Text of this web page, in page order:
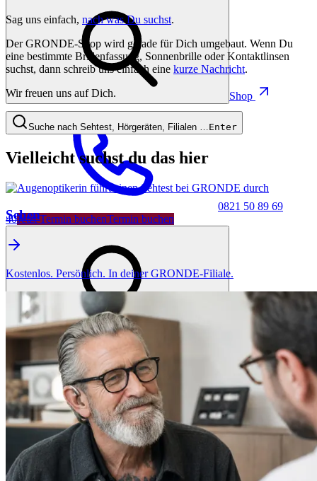
Shop
0821 50 89 69
40Jetzt Termin buchenTermin buchen
Sag uns einfach, nach was Du suchst.
Der GRONDE-Shop wird gerade für Dich umgebaut. Wenn Du
eine bestimmte Brillenfassung, Sonnenbrille oder Kontaktlinsen
suchst, dann schreib uns einfach eine kurze Nachricht.
Wir freuen uns auf Dich.
Suche nach Sehtest, Hörgeräten, Filialen … Enter
Vielleicht suchst du das hier
Sehen
Kostenlos. Persönlich. In deiner GRONDE-Filiale.